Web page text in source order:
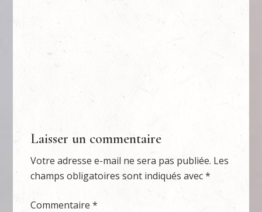
Laisser un commentaire
Votre adresse e-mail ne sera pas publiée. Les
champs obligatoires sont indiqués avec*
Commentaire*